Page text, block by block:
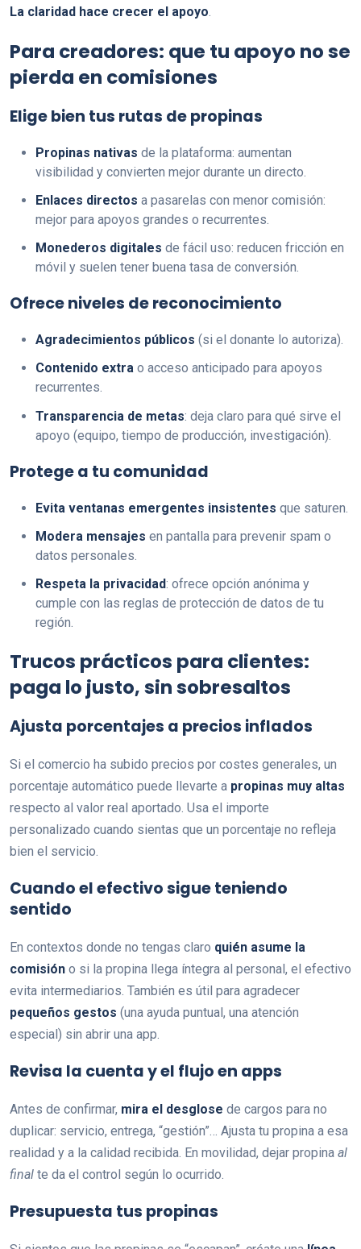
La claridad hace crecer el apoyo
Para creadores: que tu apoyo no se
pierda en comisiones
Elige bien tus rutas de propinas
Propinas nativas de la plataforma: aumentan
visibilidad y convierten mejor durante un directo.
Enlaces directos a pasarelas con menor comisión:
mejor para apoyos grandes o recurrentes.
Monederos digitales de fácil uso: reducen fricción en
móvil y suelen tener buena tasa de conversión.
Ofrece niveles de reconocimiento
Agradecimientos públicos (si el donante lo autoriza).
Contenido extra o acceso anticipado para apoyos
recurrentes.
Transparencia de metas: deja claro para qué sirve el
apoyo (equipo, tiempo de producción, investigación).
Protege a tu comunidad
Evita ventanas emergentes insistentes que saturen.
Modera mensajes en pantalla para prevenir spam o
datos personales.
Respeta la privacidad: ofrece opción anónima y
cumple con las reglas de protección de datos de tu
región.
Trucos prácticos para clientes:
paga lo justo, sin sobresaltos
Ajusta porcentajes a precios inflados
Si el comercio ha subido precios por costes generales, un
porcentaje automático puede llevarte a propinas muy altas
respecto al valor real aportado. Usa el importe
personalizado cuando sientas que un porcentaje no refleja
bien el servicio.
Cuando el efectivo sigue teniendo
sentido
En contextos donde no tengas claro quién asume la
comisión o si la propina llega íntegra al personal, el efectivo
evita intermediarios. También es útil para agradecer
pequeños gestos (una ayuda puntual, una atención
especial) sin abrir una app.
Revisa la cuenta y el flujo en apps
Antes de confirmar, mira el desglose de cargos para no
duplicar: servicio, entrega, “gestión”… Ajusta tu propina a esa
realidad y a la calidad recibida. En movilidad, dejar propina al
final te da el control según lo ocurrido.
Presupuesta tus propinas